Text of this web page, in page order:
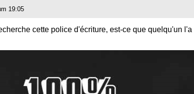
19:05
cette police d'écriture, est-ce que quelqu'un